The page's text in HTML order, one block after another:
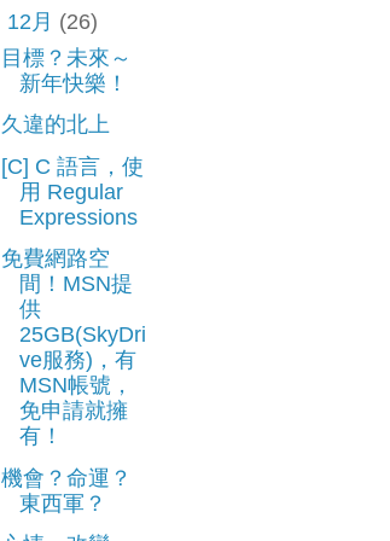
12月 (26)
目標？未來～
新年快樂！
久違的北上
[C] C 語言，使
用 Regular
Expressions
免費網路空
間！MSN提
供
25GB(SkyDri
ve服務)，有
MSN帳號，
免申請就擁
有！
機會？命運？
東西軍？